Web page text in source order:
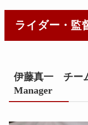
ライダー・監
伊藤真一 チー
Manager